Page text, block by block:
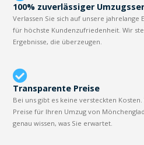
100% zuverlässiger
Verlassen Sie sich auf unsere jahrelange
für höchste Kundenzufriedenheit. Wir
Ergebnisse, die überzeugen.
Transparente Preise
Bei uns gibt es keine versteckten
Preise für Ihren Umzug von
genau wissen, was Sie erwartet.